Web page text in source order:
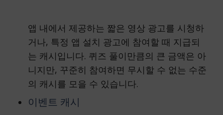
앱 내에서 제공하는 짧은 영상 광고를 시청하
거나, 특정 앱 설치 광고에 참여할 때 지급되
는 캐시입니다. 퀴즈 풀이만큼의 큰 금액은 아
니지만, 꾸준히 참여하면 무시할 수 없는 수준
의 캐시를 모을 수 있습니다.
이벤트 캐시